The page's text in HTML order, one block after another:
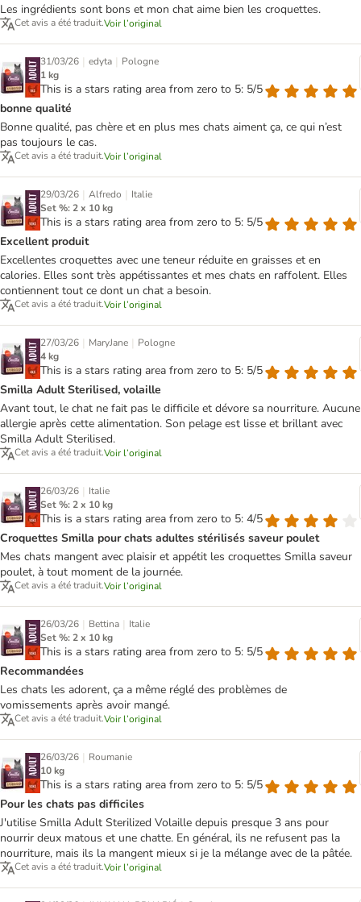
Les ingrédients sont bons et mon chat aime bien les croquettes.
Cet avis a été traduit.Voir l’original
31/03/26 | edyta | Pologne
1 kg
This is a stars rating area from zero to 5: 5/5
bonne qualité
Bonne qualité, pas chère et en plus mes chats aiment ça, ce qui n’est
pas toujours le cas.
Cet avis a été traduit.Voir l’original
29/03/26 | Alfredo | Italie
Set %: 2 x 10 kg
This is a stars rating area from zero to 5: 5/5
Excellent produit
Excellentes croquettes avec une teneur réduite en graisses et en
calories. Elles sont très appétissantes et mes chats en raffolent. Elles
contiennent tout ce dont un chat a besoin.
Cet avis a été traduit.Voir l’original
27/03/26 | MaryJane | Pologne
4 kg
This is a stars rating area from zero to 5: 5/5
Smilla Adult Sterilised, volaille
Avant tout, le chat ne fait pas le difficile et dévore sa nourriture. Aucune
allergie après cette alimentation. Son pelage est lisse et brillant avec
Smilla Adult Sterilised.
Cet avis a été traduit.Voir l’original
26/03/26 | Italie
Set %: 2 x 10 kg
This is a stars rating area from zero to 5: 4/5
Croquettes Smilla pour chats adultes stérilisés saveur poulet
Mes chats mangent avec plaisir et appétit les croquettes Smilla saveur
poulet, à tout moment de la journée.
Cet avis a été traduit.Voir l’original
26/03/26 | Bettina | Italie
Set %: 2 x 10 kg
This is a stars rating area from zero to 5: 5/5
Recommandées
Les chats les adorent, ça a même réglé des problèmes de
vomissements après avoir mangé.
Cet avis a été traduit.Voir l’original
26/03/26 | Roumanie
10 kg
This is a stars rating area from zero to 5: 5/5
Pour les chats pas difficiles
J'utilise Smilla Adult Sterilized Volaille depuis presque 3 ans pour
nourrir deux matous et une chatte. En général, ils ne refusent pas la
nourriture, mais ils la mangent mieux si je la mélange avec de la pâtée.
Cet avis a été traduit.Voir l’original